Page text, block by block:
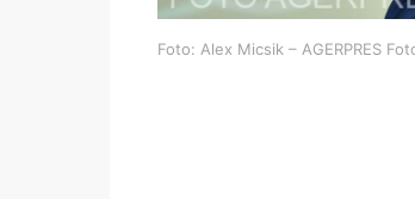
Foto: Alex Micsik – AGERPRES